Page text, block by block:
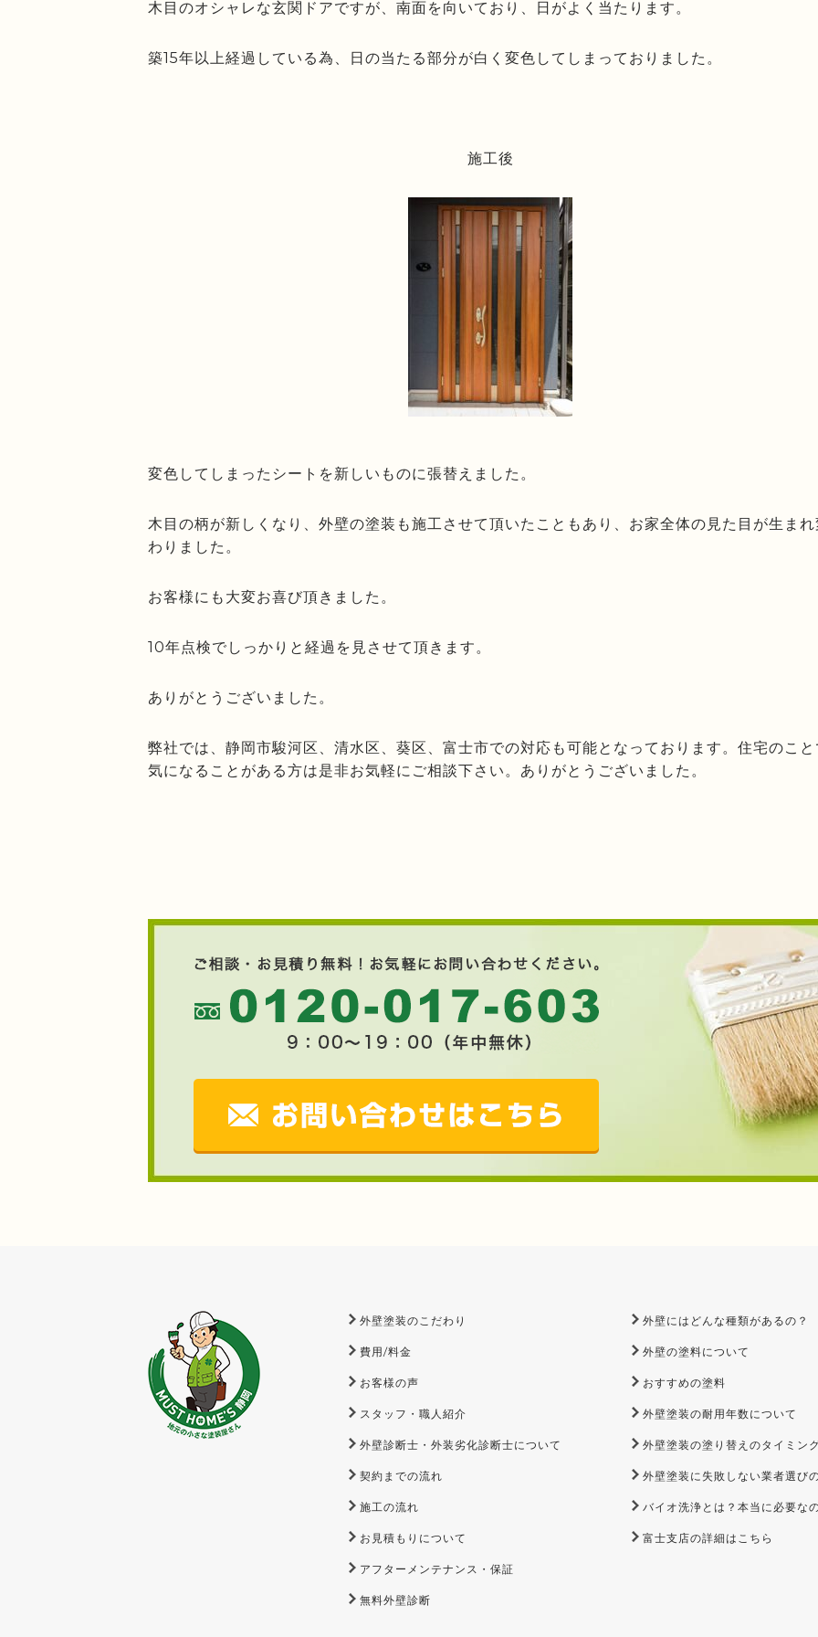
木目のオシャレな玄関ドアですが、南面を向いており、日がよく当たります。
築15年以上経過している為、日の当たる部分が白く変色してしまっておりました。
施工後
変色してしまったシートを新しいものに張替えました。
木目の柄が新しくなり、外壁の塗装も施工させて頂いたこともあり、お家全体の見た目が生ま
わりました。
お客様にも大変お喜び頂きました。
10年点検でしっかりと経過を見させて頂きます。
ありがとうございました。
弊社では、静岡市駿河区、清水区、葵区、富士市での対応も可能となっております。住宅のこ
気になることがある方は是非お気軽にご相談下さい。ありがとうございました。
外壁塗装のこだわり
費用/料金
お客様の声
スタッフ・職人紹介
外壁診断士・外装劣化診断士について
契約までの流れ
施工の流れ
お見積もりについて
アフターメンテナンス・保証
無料外壁診断
外壁にはどんな種類があるの？
外壁の塗料について
おすすめの塗料
外壁塗装の耐用年数について
外壁塗装の塗り替えのタイミン
外壁塗装に失敗しない業者選び
バイオ洗浄とは？本当に必要な
富士支店の詳細はこちら